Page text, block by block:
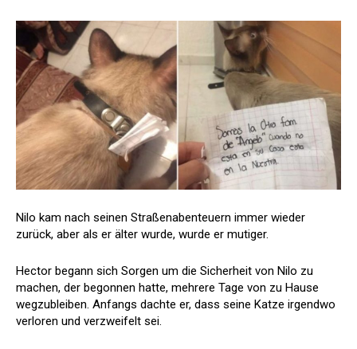
Nilo kam nach seinen Straßenabenteuern immer wieder
zurück, aber als er älter wurde, wurde er mutiger.
Hector begann sich Sorgen um die Sicherheit von Nilo zu
machen, der begonnen hatte, mehrere Tage von zu Hause
wegzubleiben. Anfangs dachte er, dass seine Katze irgendwo
verloren und verzweifelt sei.